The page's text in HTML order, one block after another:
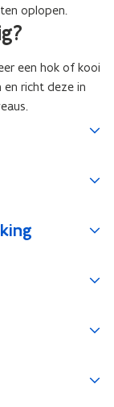
oplopen.
een hok of kooi
richt deze in